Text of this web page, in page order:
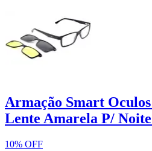
Armação Smart
Lente Amarela P/ Noite
10% OFF